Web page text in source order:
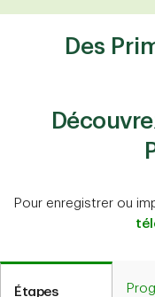
Des
Pour enregistrer ou
Étapes